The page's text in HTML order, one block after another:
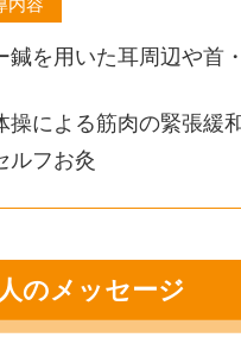
内容
鍼を用いた耳周辺や首
操による筋肉の緊張緩
ルフお灸
のメッセージ